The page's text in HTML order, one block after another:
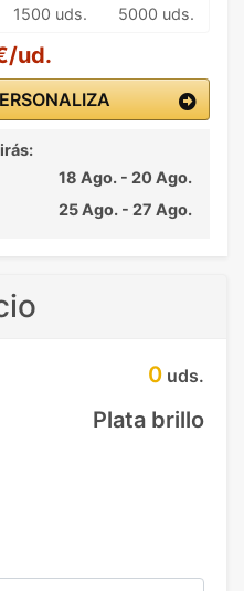
1500 uds. 5000 uds.
ud.
18 Ago. - 20 Ago.
25 Ago. - 27 Ago.
0 uds.
Plata brillo